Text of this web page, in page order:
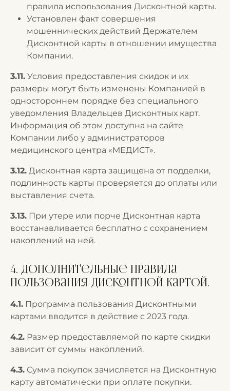
правила использования Дисконтной карты.
Установлен факт совершения
мошеннических действий Держателем
Дисконтной карты в отношении имущества
Компании.
3.11. Условия предоставления скидок и их
размеры могут быть изменены Компанией в
одностороннем порядке без специального
уведомления Владельцев Дисконтных карт.
Информация об этом доступна на сайте
Компании либо у администраторов
медицинского центра «МЕДИСТ».
3.12. Дисконтная карта защищена от подделки,
подлинность карты проверяется до оплаты или
выставления счета.
3.13. При утере или порче Дисконтная карта
восстанавливается бесплатно с сохранением
накоплений на ней.
4. Дополнительные правила
пользования Дисконтной Картой.
4.1. Программа пользования Дисконтными
картами вводится в действие с 2023 года.
4.2. Размер предоставляемой по карте скидки
зависит от суммы накоплений.
4.3. Сумма покупок зачисляется на Дисконтную
карту автоматически при оплате покупки.